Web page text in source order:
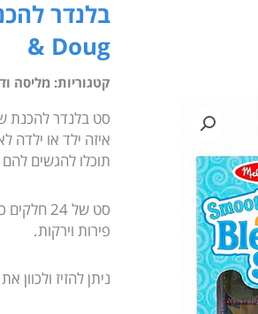
& Doug
קטגוריות:מליסה
סט בלנדר להכנת
איזה ילד או
תוכלו להגשים
סט של
פירות וירקות.
ניתן להזיז